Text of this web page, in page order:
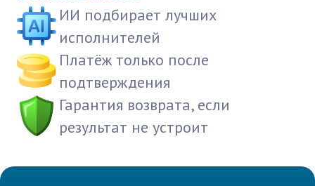
ИИ подбирает лучших
исполнителей
Платёж только после
подтверждения
Гарантия возврата, если
результат не устроит